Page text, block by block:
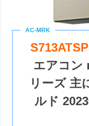
エアコン
リーズ 主
ルド